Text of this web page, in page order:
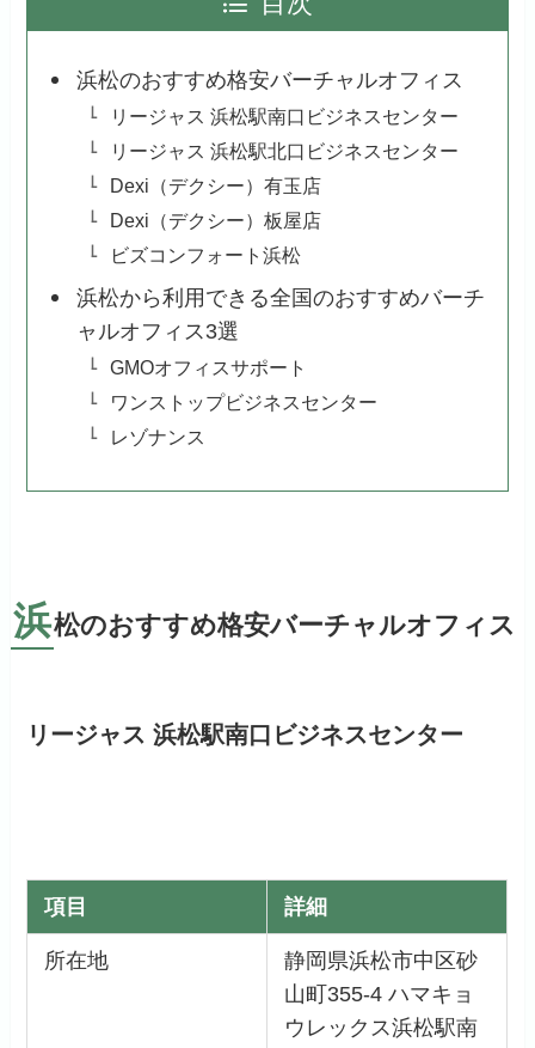
浜松のおすすめ格安バーチャルオフィス
リージャス 浜松駅南口ビジネスセンター
リージャス 浜松駅北口ビジネスセンター
Dexi（デクシー）有玉店
Dexi（デクシー）板屋店
ビズコンフォート浜松
浜松から利用できる全国のおすすめバーチ
ャルオフィス3選
GMOオフィスサポート
ワンストップビジネスセンター
レゾナンス
浜松のおすすめ格安バーチャルオフィス
リージャス 浜松駅南口ビジネスセンター
項目 詳細
所在地
静岡県浜松市中区砂
山町355-4 ハマキョ
ウレックス浜松駅南